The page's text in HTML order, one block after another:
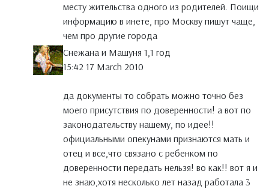
месту жительства одного из родителей. Поищи
информацию в инете, про Москву пишут чаще,
чем про другие города
Снежана и Машуня 1,1 год
15:42 17 March 2010
да документы то собрать можно точно без
моего присутствия по доверенности! а вот по
законодательству нашему, по идее!!
официальными опекунами признаются мать и
отец и все,что связано с ребенком по
доверенности передать нельзя! во как!! вот я и
не знаю,хотя несколько лет назад работала 3